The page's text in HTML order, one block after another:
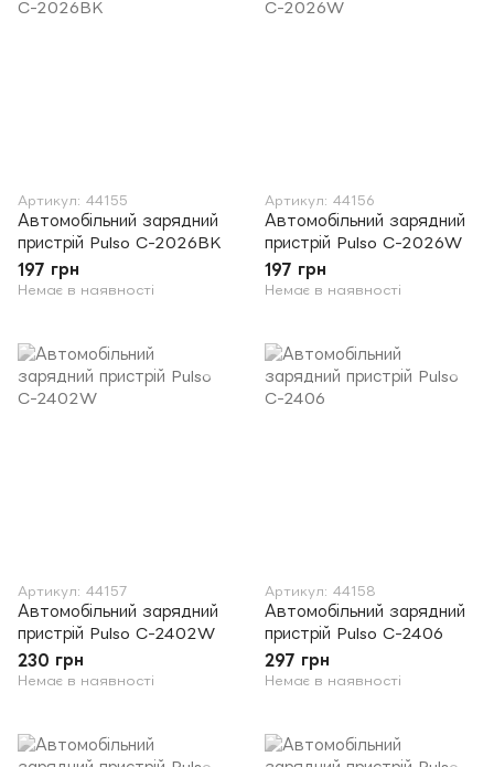
Артикул: 44155
Автомобільний зарядний
пристрій Pulso C-2026BK
197 грн
Немає в наявності
Артикул: 44156
Автомобільний зарядний
пристрій Pulso C-2026W
197 грн
Немає в наявності
Артикул: 44157
Автомобільний зарядний
пристрій Pulso C-2402W
230 грн
Немає в наявності
Артикул: 44158
Автомобільний зарядний
пристрій Pulso C-2406
297 грн
Немає в наявності